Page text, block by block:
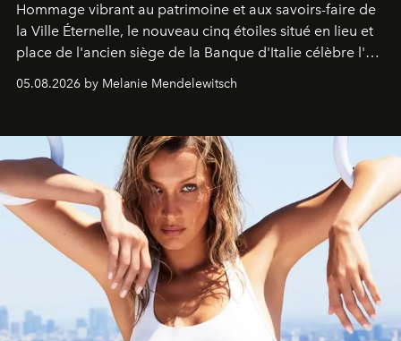
Hommage vibrant au patrimoine et aux savoirs-faire de
la Ville Éternelle, le nouveau cinq étoiles situé en lieu et
place de l'ancien siège de la Banque d'Italie célèbre l'art
de vivre Romain dans toute son élégance intemporelle.
05.08.2026 by Melanie Mendelewitsch